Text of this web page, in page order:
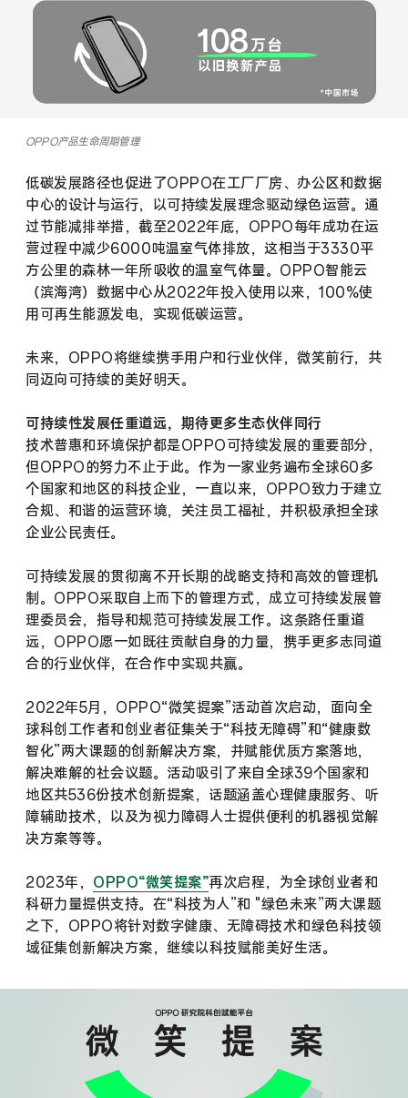
OPPO产品生命周期管理
低碳发展路径也促进了OPPO在工厂厂房、办公区和数据
中心的设计与运行，以可持续发展理念驱动绿色运营。通
过节能减排举措，截至2022年底，OPPO每年成功在运
营过程中减少6000吨温室气体排放，这相当于3330平
方公里的森林一年所吸收的温室气体量。OPPO智能云
（滨海湾）数据中心从2022年投入使用以来，100%使
用可再生能源发电，实现低碳运营。
未来，OPPO将继续携手用户和行业伙伴，微笑前行，共
同迈向可持续的美好明天。
可持续性发展任重道远，期待更多生态伙伴同行
技术普惠和环境保护都是OPPO可持续发展的重要部分，
但OPPO的努力不止于此。作为一家业务遍布全球60多
个国家和地区的科技企业，一直以来，OPPO致力于建立
合规、和谐的运营环境，关注员工福祉，并积极承担全球
企业公民责任。
可持续发展的贯彻离不开长期的战略支持和高效的管理机
制。OPPO采取自上而下的管理方式，成立可持续发展管
理委员会，指导和规范可持续发展工作。这条路任重道
远，OPPO愿一如既往贡献自身的力量，携手更多志同道
合的行业伙伴，在合作中实现共赢。
2022年5月，OPPO“微笑提案”活动首次启动，面向全
球科创工作者和创业者征集关于“科技无障碍”和“健康数
智化”两大课题的创新解决方案，并赋能优质方案落地，
解决难解的社会议题。活动吸引了来自全球39个国家和
地区共536份技术创新提案，话题涵盖心理健康服务、听
障辅助技术，以及为视力障碍人士提供便利的机器视觉解
决方案等等。
2023年， OPPO“微笑提案”再次启程，为全球创业者和
科研力量提供支持。在“科技为人”和 "绿色未来”两大课题
之下，OPPO将针对数字健康、无障碍技术和绿色科技领
域征集创新解决方案，继续以科技赋能美好生活。